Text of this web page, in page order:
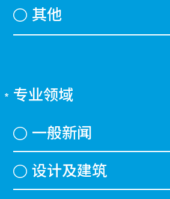
其他
专业领域
一般新闻
设计及建筑